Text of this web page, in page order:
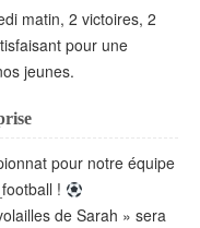
matin, 2 victoires, 2
pour une
jeunes.
pour notre équipe
!
de Sarah » sera